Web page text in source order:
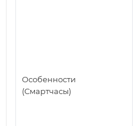
Особенности
(Смартчасы)